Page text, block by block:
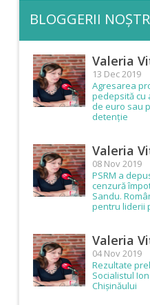
BLOGGERII
Valeria
13 Dec 2019
Agresarea
pedepsită cu
de euro sau
detenție
Valeria
08 Nov 2019
PSRM a
cenzură
Sandu.
pentru liderii
Valeria
04 Nov 2019
Rezultate
Socialistul
Chișinăului